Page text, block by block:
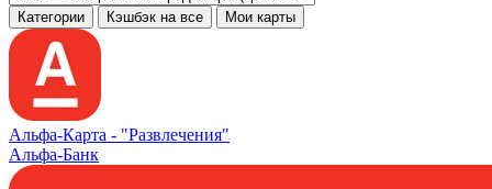
Категории Кэшбэк на все Мои карты
Альфа‑Карта - "Развлечения"
Альфа-Банк